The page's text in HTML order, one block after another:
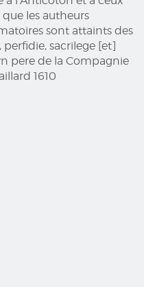
que les autheurs
sont attaints des
perfidie, sacrilege [et]
pere de la Compagnie
1610